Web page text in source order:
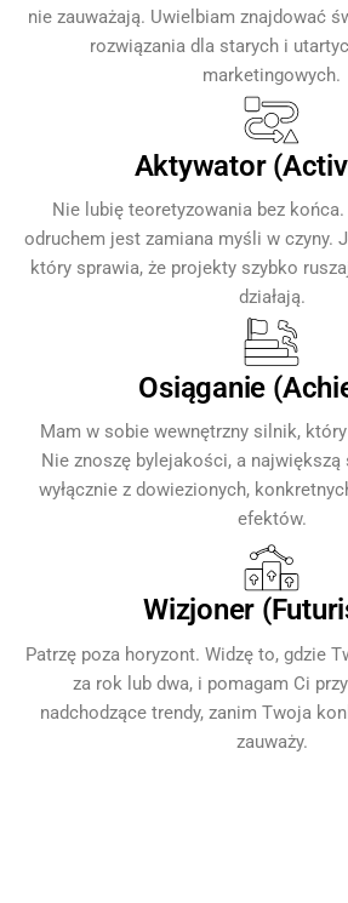
nie zauważają. Uwielbiam znajdować
rozwiązania dla starych i
marketingowych.
Aktywator
Nie lubię teoretyzowania bez
odruchem jest zamiana myśli w czyny.
który sprawia, że projekty szybko
działają.
Osiąganie
Mam w sobie wewnętrzny silnik,
Nie znoszę bylejakości, a
wyłącznie z dowiezionych,
efektów.
Wizjoner
Patrzę poza horyzont. Widzę to, gdzie
za rok lub dwa, i pomagam Ci
nadchodzące trendy, zanim Twoja
zauważy.